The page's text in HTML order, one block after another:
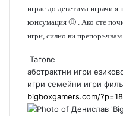
играе до деветима играчи я
консумация 🙂 . Ако сте
игри, силно ви препоръчвам
Тагове
абстрактни игри
игри семейни игри